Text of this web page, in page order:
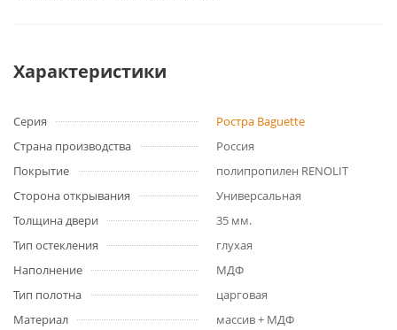
Характеристики
Серия
Ростра Baguette
Страна производства
Россия
Покрытие
полипропилен RENOLIT
Сторона открывания
Универсальная
Толщина двери
35 мм.
Тип остекления
глухая
Наполнение
МДФ
Тип полотна
царговая
Материал
массив + МДФ